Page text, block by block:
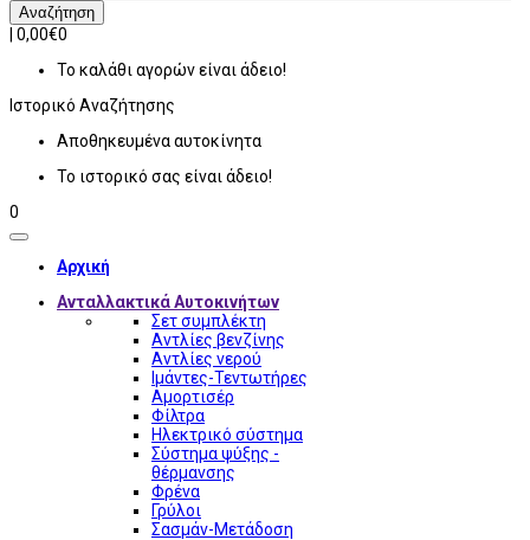
Αναζήτηση
0,00€0
Το καλάθι αγορών είναι άδειο!
Ιστορικό Αναζήτησης
Αποθηκευμένα αυτοκίνητα
Το ιστορικό σας είναι άδειο!
0
Αρχική
Ανταλλακτικά Αυτοκινήτων
Σετ συμπλέκτη
Αντλίες βενζίνης
Αντλίες νερού
Ιμάντες-Τεντωτήρες
Αμορτισέρ
Φίλτρα
Ηλεκτρικό σύστημα
Σύστημα ψύξης -
θέρμανσης
Φρένα
Γρύλοι
Σασμάν-Μετάδοση